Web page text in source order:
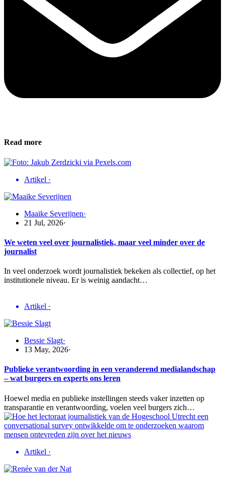
Read more
Artikel ·
Maaike Severijnen·
21 Jul, 2026·
We weten veel over journalistiek, maar veel minder over de
journalist
In veel onderzoek wordt journalistiek bekeken als collectief, op het
institutionele niveau. Er is weinig aandacht…
Artikel ·
Bessie Slagt·
13 May, 2026·
Publieke verantwoording in een veranderend medialandschap
– wat burgers en experts ons leren
Hoewel media en publieke instellingen steeds vaker inzetten op
transparantie en verantwoording, voelen veel burgers zich…
Artikel ·